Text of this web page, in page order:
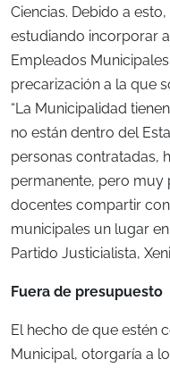
Ciencias. Debido a
estudiando incorporar
Empleados
precarización a la que
“La Municipalidad
no están dentro del
personas contratadas,
permanente, pero muy
docentes compartir
municipales un lugar
Partido Justicialista,
Fuera de presupuesto
El hecho de que estén
Municipal, otorgaría a